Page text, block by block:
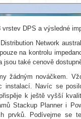
DPS a výsledné
Network
na kontrolu
jsou také cenově
žádným nováčkem.
instalací. Navíc se
k ještě vyšší
Stackup Planner i
prvků. Podívejme se